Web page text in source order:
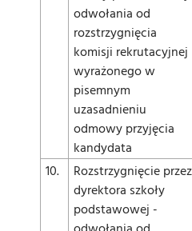
odwołania od
rozstrzygnięcia
komisji rekrutacyjnej
wyrażonego w
pisemnym
uzasadnieniu
odmowy przyjęcia
kandydata
10.
Rozstrzygnięcie przez
dyrektora szkoły
podstawowej -